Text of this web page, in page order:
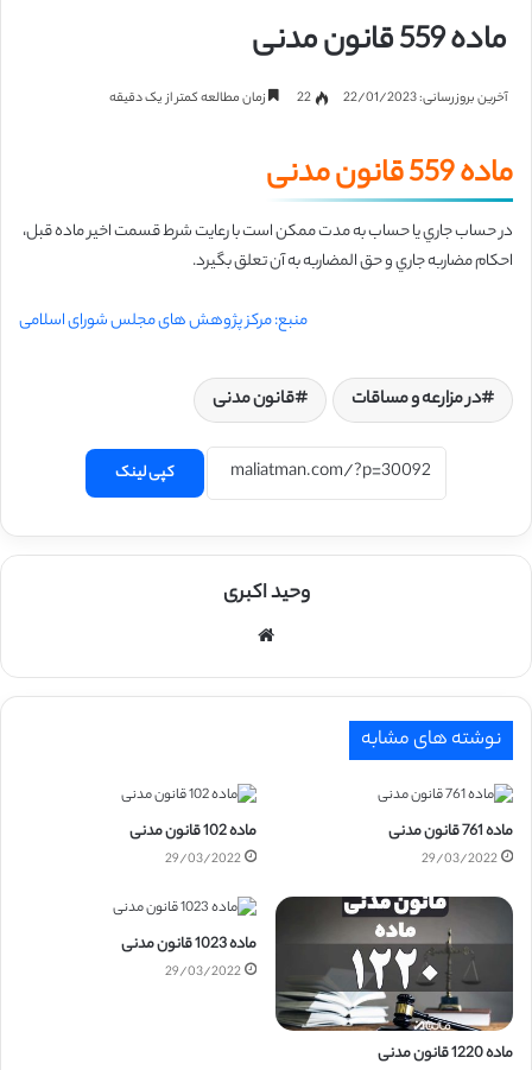
ماده 559 قانون مدنی
آخرین بروزرسانی: 22/01/2023 22 زمان مطالعه کمتر از یک دقیقه
ماده 559 قانون مدنی
در حساب جاري یا حساب به مدت ممکن است با رعایت شرط قسمت اخیر ماده قبل،
احکام مضاربه جاري و حق المضاربه به آن تعلق بگیرد.
منبع: مرکز پژوهش های مجلس شورای اسلامی
در مزارعه و مساقات قانون مدنی
کپی لینک
وحید اکبری
نوشته های مشابه
ماده 761 قانون مدنی
29/03/2022
ماده 102 قانون مدنی
29/03/2022
ماده 1220 قانون مدنی
ماده 1023 قانون مدنی
29/03/2022